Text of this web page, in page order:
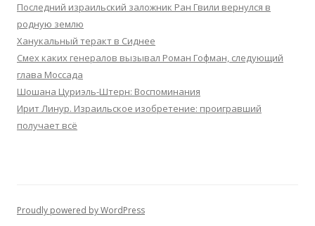
Последний израильский заложник Ран Гвили вернулся в
родную землю
Ханукальный теракт в Сиднее
Смех каких генералов вызывал Роман Гофман, следующий
глава Моссада
Шошана Цуриэль-Штерн: Воспоминания
Ирит Линур. Израильское изобретение: проигравший
получает всё
Proudly powered by WordPress